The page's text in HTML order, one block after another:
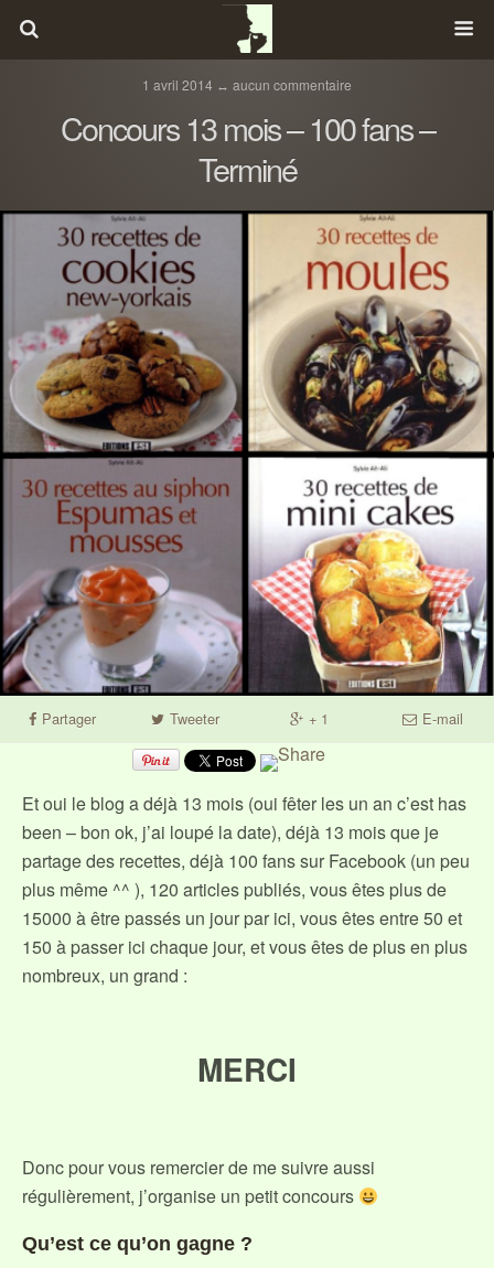
1 avril 2014 ↔ aucun commentaire
Concours 13 mois – 100 fans –
Terminé
Partager Tweeter + 1 E-mail
Et oui le blog a déjà 13 mois (oui fêter les un an c’est has
been – bon ok, j’ai loupé la date), déjà 13 mois que je
partage des recettes, déjà 100 fans sur Facebook (un peu
plus même ^^ ), 120 articles publiés, vous êtes plus de
15000 à être passés un jour par ici, vous êtes entre 50 et
150 à passer ici chaque jour, et vous êtes de plus en plus
nombreux, un grand :
MERCI
Donc pour vous remercier de me suivre aussi
régulièrement, j’organise un petit concours
Qu’est ce qu’on gagne ?